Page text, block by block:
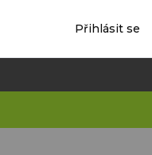
Přihlásit se